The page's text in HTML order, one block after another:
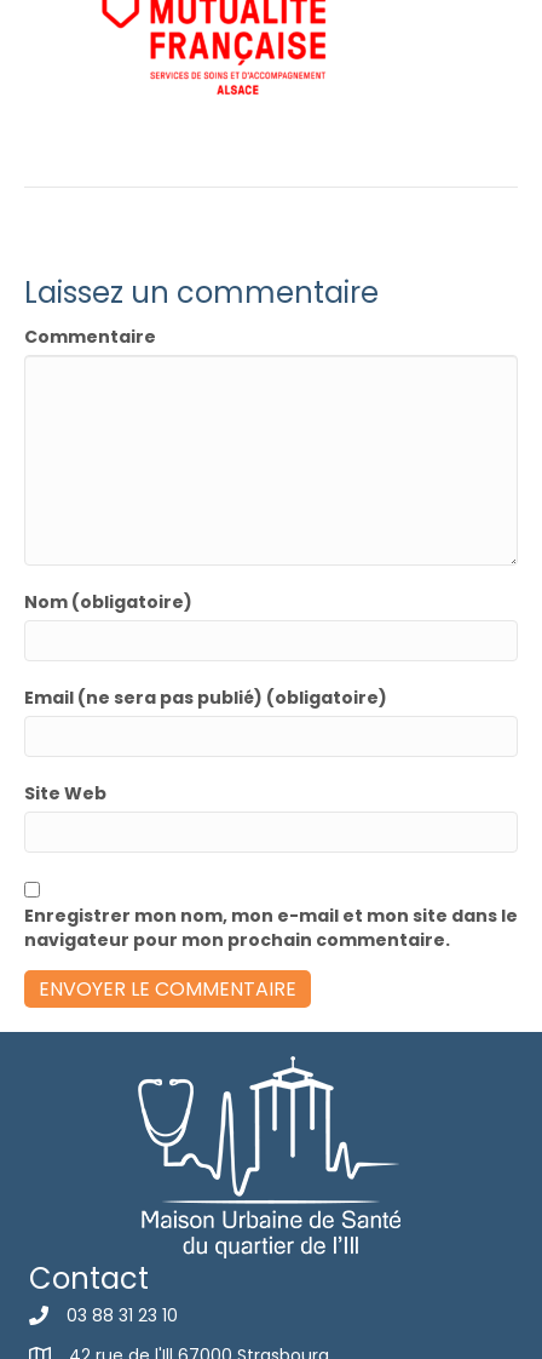
Laissez un commentaire
Commentaire
Nom (obligatoire)
Email (ne sera pas publié) (obligatoire)
Site Web
Enregistrer mon nom, mon e-mail et mon site dans le
navigateur pour mon prochain commentaire.
Contact
03 88 31 23 10